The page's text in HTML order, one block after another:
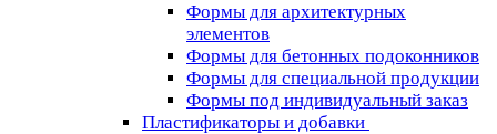
Формы для архитектурных
элементов
Формы для бетонных подоконников
Формы для специальной продукции
Формы под индивидуальный заказ
Пластификаторы и добавки